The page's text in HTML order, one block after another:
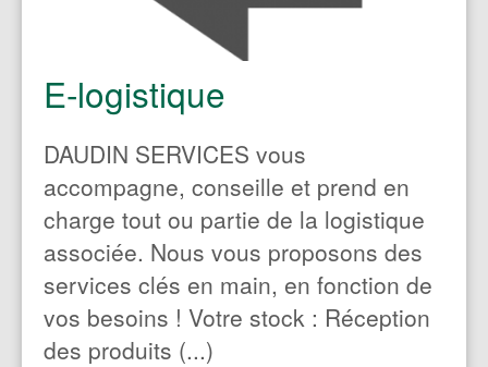
E-logistique
DAUDIN SERVICES vous
accompagne, conseille et prend en
charge tout ou partie de la logistique
associée. Nous vous proposons des
services clés en main, en fonction de
vos besoins ! Votre stock : Réception
des produits (...)